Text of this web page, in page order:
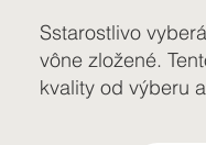
Sstarostlivo
vône zložené.
kvality od výberu